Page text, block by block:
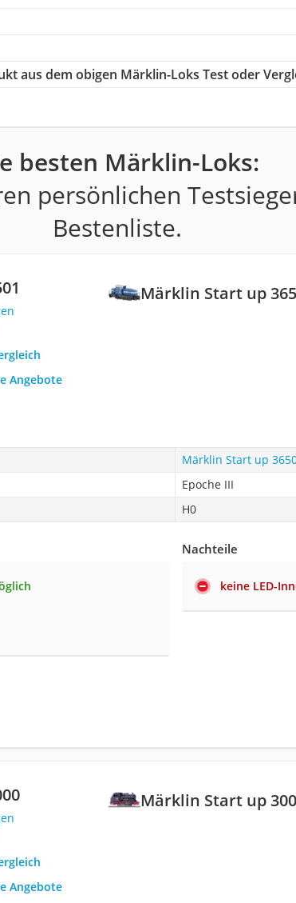
aus dem obigen Märklin-Loks Test oder
besten Märklin-Loks:
persönlichen
Bestenliste.
Märklin Start up
Angebote
Märklin Start up
Epoche III
H0
Nachteile
keine LED-
Märklin Start up
Angebote